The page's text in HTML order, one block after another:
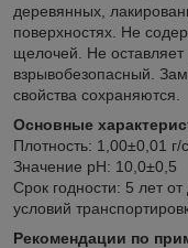
деревянных,
поверхностях. Не
щелочей. Не
взрывобезопасный.
свойства сохраняются.
Основные
Плотность: 1,00±0,01 г/
Значение pH: 10,0±0,5
Срок годности: 5 лет
условий
Рекомендации по